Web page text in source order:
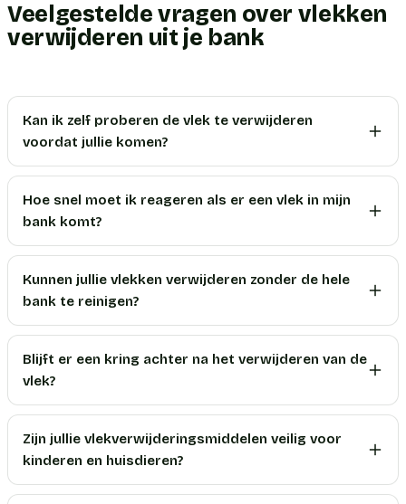
Veelgestelde vragen over vlekken
verwijderen uit je bank
Kan ik zelf proberen de vlek te verwijderen
voordat jullie komen?
Hoe snel moet ik reageren als er een vlek in mijn
bank komt?
Kunnen jullie vlekken verwijderen zonder de hele
bank te reinigen?
Blijft er een kring achter na het verwijderen van de
vlek?
Zijn jullie vlekverwijderingsmiddelen veilig voor
kinderen en huisdieren?